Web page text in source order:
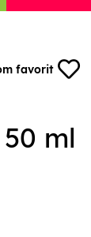
favorit
ml